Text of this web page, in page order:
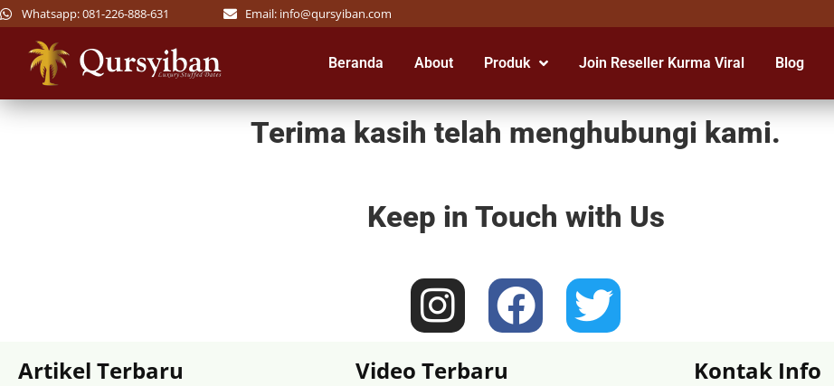
Whatsapp: 081-226-888-631 Email: info@qursyiban.com
Beranda About Produk Join Reseller Kurma Viral Blog
Terima kasih telah menghubungi kami.
Keep in Touch with Us
Artikel Terbaru Video Terbaru Kontak Info